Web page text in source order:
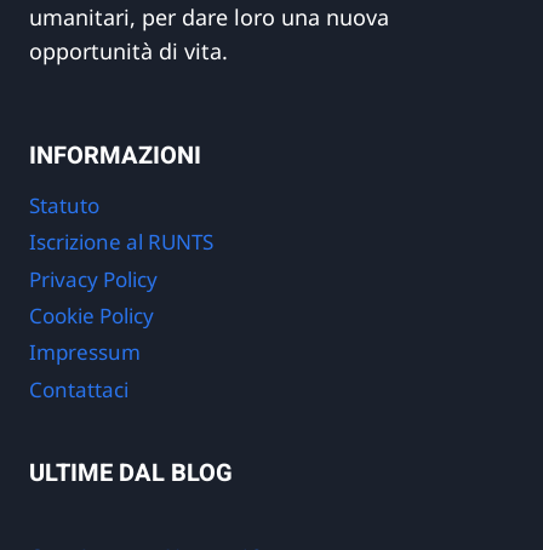
umanitari, per dare loro una nuova
opportunità di vita.
INFORMAZIONI
Statuto
Iscrizione al RUNTS
Privacy Policy
Cookie Policy
Impressum
Contattaci
ULTIME DAL BLOG